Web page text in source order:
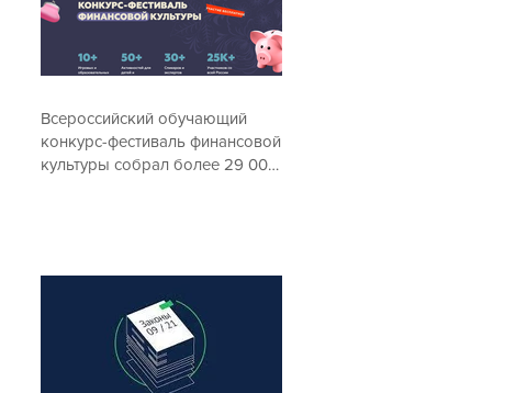
Всероссийский обучающий
конкурс-фестиваль финансовой
культуры собрал более 29 000